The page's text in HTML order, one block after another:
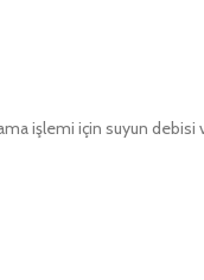
işlemi için suyun